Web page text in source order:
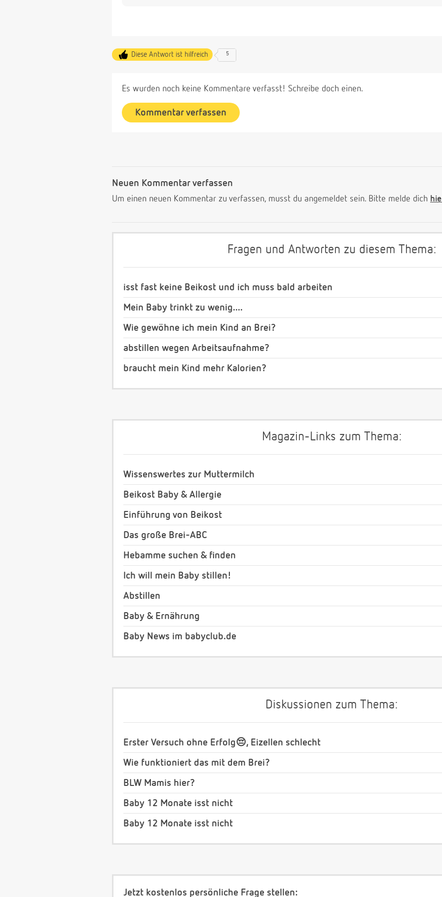
Diese Antwort ist hilfreich 5
Es wurden noch keine Kommentare verfasst! Schreibe doch einen.
Kommentar verfassen
Neuen Kommentar verfassen
Um einen neuen Kommentar zu verfassen, musst du angemeldet sein. Bitte melde dich
Fragen und Antworten zu diesem Thema:
isst fast keine Beikost und ich muss bald arbeiten
Mein Baby trinkt zu wenig....
Wie gewöhne ich mein Kind an Brei?
abstillen wegen Arbeitsaufnahme?
braucht mein Kind mehr Kalorien?
Magazin-Links zum Thema:
Wissenswertes zur Muttermilch
Beikost Baby & Allergie
Einführung von Beikost
Das große Brei-ABC
Hebamme suchen & finden
Ich will mein Baby stillen!
Abstillen
Baby & Ernährung
Baby News im babyclub.de
Diskussionen zum Thema:
Erster Versuch ohne Erfolg😔, Eizellen schlecht
Wie funktioniert das mit dem Brei?
BLW Mamis hier?
Baby 12 Monate isst nicht
Baby 12 Monate isst nicht
Jetzt kostenlos persönliche Frage stellen: